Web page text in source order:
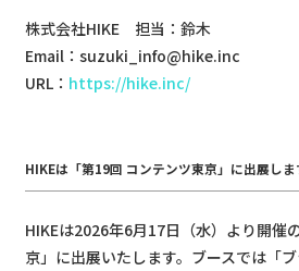
株式会社HIKE 担当：鈴木
Email：suzuki_info@hike.inc
URL： https://hike.inc/
HIKEは「第19回 コンテンツ東京」に出展しま
HIKEは2026年6月17日（水）より開催
京」に出展いたします。ブースでは「